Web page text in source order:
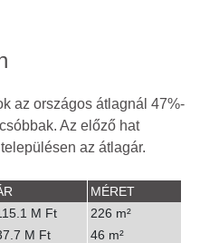
az országos átlagnál 47%-
Az előző hat
az átlagár.
MÉRET
M Ft
226 m²
M Ft
46 m²